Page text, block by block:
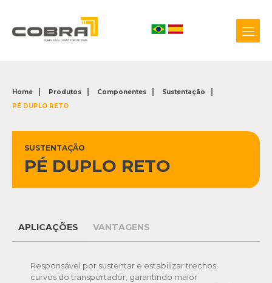
Biblioteca 3D
Home Produtos Componentes
Sustentação
PÉ DUPLO RETO
SUSTENTAÇÃO
PÉ DUPLO RETO
APLICAÇÕES VANTAGENS
Responsável por sustentar e estabilizar trechos
curvos do transportador, garantindo maior